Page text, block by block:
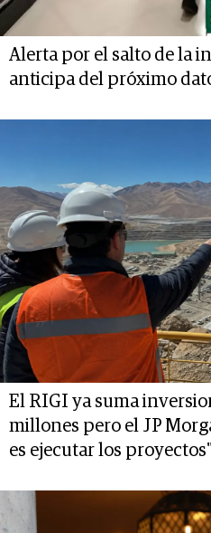
Alerta por el salto de la
anticipa del próximo
El RIGI ya suma
millones pero el JP
es ejecutar los proyectos"